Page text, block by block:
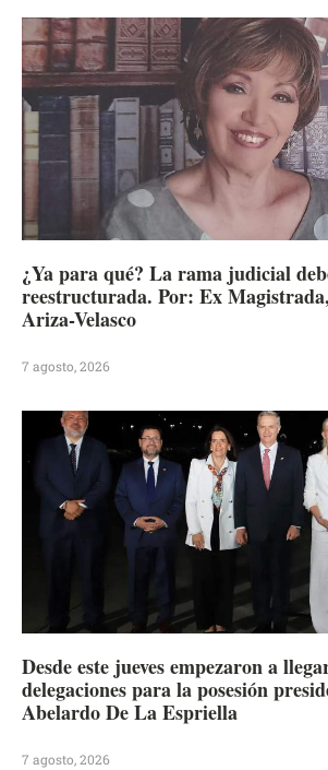
¿Ya para qué? La rama judicial
reestructurada. Por: Ex
Ariza-Velasco
7 agosto, 2026
Desde este jueves empezaron a
delegaciones para la posesión
Abelardo De La Espriella
7 agosto, 2026